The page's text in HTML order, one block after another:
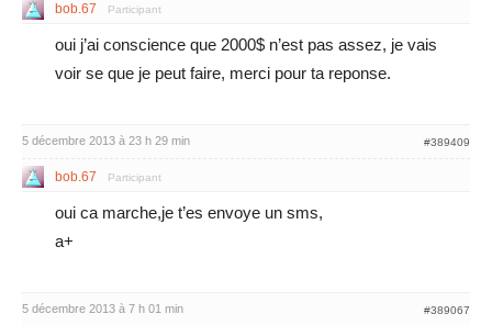
bob.67 Participant
oui j’ai conscience que 2000$ n’est pas assez, je vais
voir se que je peut faire, merci pour ta reponse.
5 décembre 2013 à 23 h 29 min #389409
bob.67 Participant
oui ca marche,je t’es envoye un sms,
a+
5 décembre 2013 à 7 h 01 min #389067